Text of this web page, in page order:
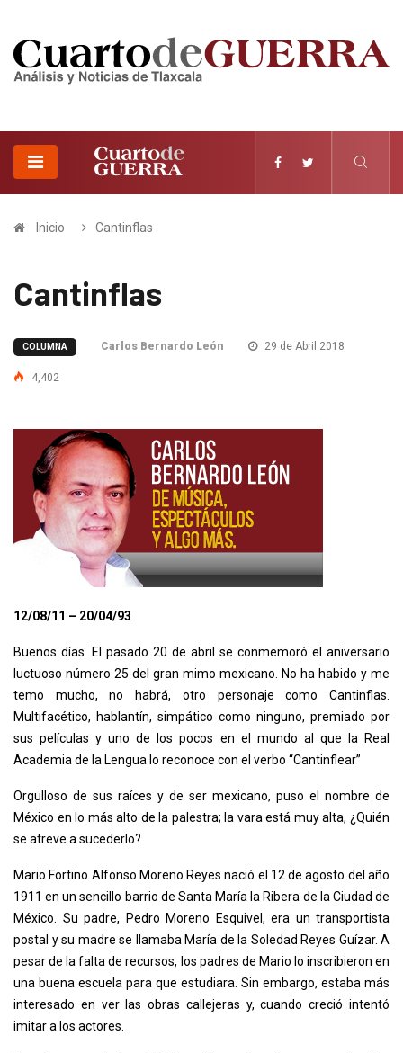
Inicio Cantinflas
Cantinflas
COLUMNA Carlos Bernardo León 29 de Abril 2018
4,402
12/08/11 – 20/04/93
Buenos días. El pasado 20 de abril se conmemoró el aniversario
luctuoso número 25 del gran mimo mexicano. No ha habido y me
temo mucho, no habrá, otro personaje como Cantinflas.
Multifacético, hablantín, simpático como ninguno, premiado por
sus películas y uno de los pocos en el mundo al que la Real
Academia de la Lengua lo reconoce con el verbo “Cantinflear”
Orgulloso de sus raíces y de ser mexicano, puso el nombre de
México en lo más alto de la palestra; la vara está muy alta, ¿Quién
se atreve a sucederlo?
Mario Fortino Alfonso Moreno Reyes nació el 12 de agosto del año
1911 en un sencillo barrio de Santa María la Ribera de la Ciudad de
México. Su padre, Pedro Moreno Esquivel, era un transportista
postal y su madre se llamaba María de la Soledad Reyes Guízar. A
pesar de la falta de recursos, los padres de Mario lo inscribieron en
una buena escuela para que estudiara. Sin embargo, estaba más
interesado en ver las obras callejeras y, cuando creció intentó
imitar a los actores.